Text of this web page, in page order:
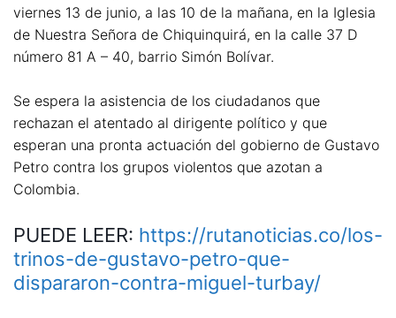
viernes 13 de junio, a las 10 de la mañana, en la Iglesia
de Nuestra Señora de Chiquinquirá, en la calle 37 D
número 81 A – 40, barrio Simón Bolívar.
Se espera la asistencia de los ciudadanos que
rechazan el atentado al dirigente político y que
esperan una pronta actuación del gobierno de Gustavo
Petro contra los grupos violentos que azotan a
Colombia.
PUEDE LEER: https://rutanoticias.co/los-
trinos-de-gustavo-petro-que-
dispararon-contra-miguel-turbay/